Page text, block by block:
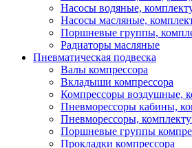
Насосы водяные,
Насосы масляные,
Поршневые группы,
Радиаторы масляные
Пневматическая подвеска
Валы компрессора
Вкладыши компрессора
Компрессоры воздушные,
Пневморессоры кабины,
Пневморессоры,
Поршневые группы
Прокладки компрессора